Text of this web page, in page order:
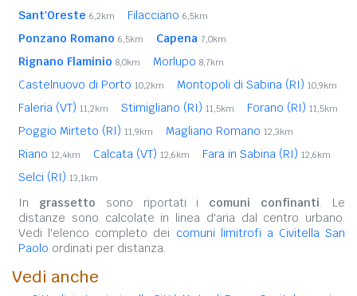
Sant'Oreste 6,2km Filacciano 6,5km
Ponzano Romano 6,5km Capena 7,0km
Rignano Flaminio 8,0km Morlupo 8,7km
Castelnuovo di Porto 10,2km Montopoli di Sabina (RI) 10,9km
Faleria (VT) 11,2km Stimigliano (RI) 11,5km Forano (RI) 11,5km
Poggio Mirteto (RI) 11,9km Magliano Romano 12,3km
Riano 12,4km Calcata (VT) 12,6km Fara in Sabina (RI) 12,6km
Selci (RI) 13,1km
In grassetto sono riportati i comuni confinanti. Le
distanze sono calcolate in linea d'aria dal centro urbano.
Vedi l'elenco completo dei comuni limitrofi a Civitella San
Paolo ordinati per distanza.
Vedi anche